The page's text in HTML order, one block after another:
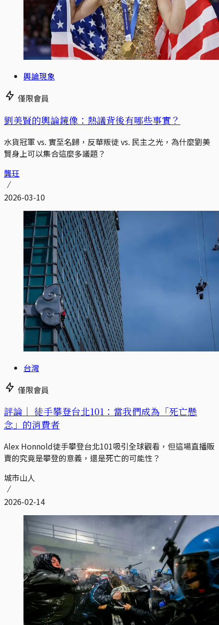
輿論現象
僅限會員
劉美賢的輿論鏡像：熱議背後有哪些事實？
水貨冠軍 vs. 實至名歸，反華叛徒 vs. 民主之光，為什麼劉美
賢身上可以集合這麼多議題？
龔玨
2026-03-10
台灣
僅限會員
評論｜ 徒手攀登台北101：當我們成為「死亡懸
念」的消費者
Alex Honnold徒手攀登台北101吸引全球觀看，但這場直播販
賣的究竟是攀登的意義，還是死亡的可能性？
城市山人
2026-02-14